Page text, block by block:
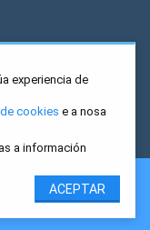
- Miguel Ferro
experiencia de
cookies e a nosa
a información
ACEPTAR